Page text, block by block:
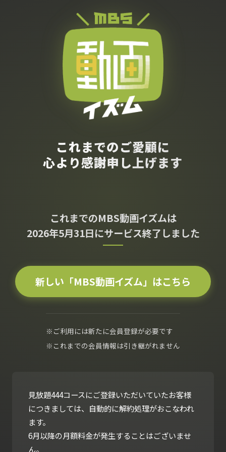
これまでのご愛顧に
心より感謝申し上げます
これまでのMBS動画イズムは
2026年5月31日にサービス終了しました
新しい「MBS動画イズム」はこちら
※ご利用には新たに会員登録が必要です
※これまでの会員情報は引き継がれません
見放題444コースにご登録いただいていたお客様
につきましては、自動的に解約処理がおこなわれ
ます。
6月以降の月額料金が発生することはございませ
ん。